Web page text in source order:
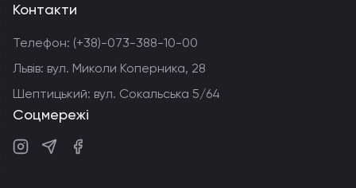
Контакти
Телефон: (+38)-073-388-10-00
Львів: вул. Миколи Коперника, 28
Шептицький: вул. Сокальська 5/64
Соцмережі